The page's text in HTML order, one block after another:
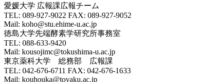
愛媛大学 広報課広報チーム
TEL: 089-927-9022 FAX: 089-927-9052
Mail: koho@stu.ehime-u.ac.jp
徳島大学先端酵素学研究所事務室
TEL: 088-633-9420
Mail: kousojimc@tokushima-u.ac.jp
東京薬科大学 総務部 広報課
TEL: 042-676-6711 FAX: 042-676-1633
Mail: kouhouka@toyaku.ac.jp